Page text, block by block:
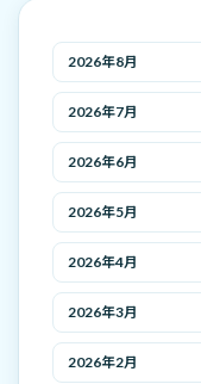
2026年8月
2026年7月
2026年6月
2026年5月
2026年4月
2026年3月
2026年2月